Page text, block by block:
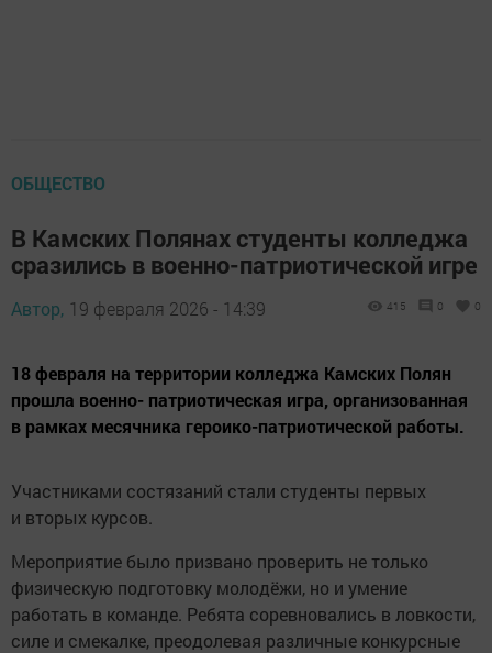
ОБЩЕСТВО
В Камских Полянах студенты колледжа
сразились в военно-патриотической игре
Автор, 19 февраля 2026 - 14:39 415 0 0
18 февраля на территории колледжа Камских Полян
прошла военно- патриотическая игра, организованная
в рамках месячника героико-патриотической работы.
Участниками состязаний стали студенты первых
и вторых курсов.
Мероприятие было призвано проверить не только
физическую подготовку молодёжи, но и умение
работать в команде. Ребята соревновались в ловкости,
силе и смекалке, преодолевая различные конкурсные